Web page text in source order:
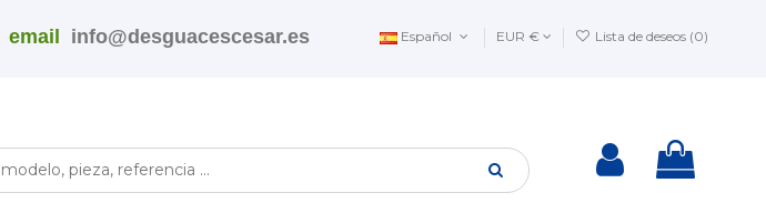
email info@desguacescesar.es Español EUR € Lista de deseos (0)